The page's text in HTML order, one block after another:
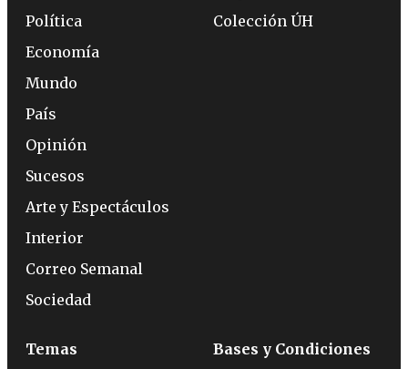
Política
Economía
Mundo
País
Opinión
Sucesos
Arte y Espectáculos
Interior
Correo Semanal
Sociedad
Colección ÚH
Temas Bases y Condiciones